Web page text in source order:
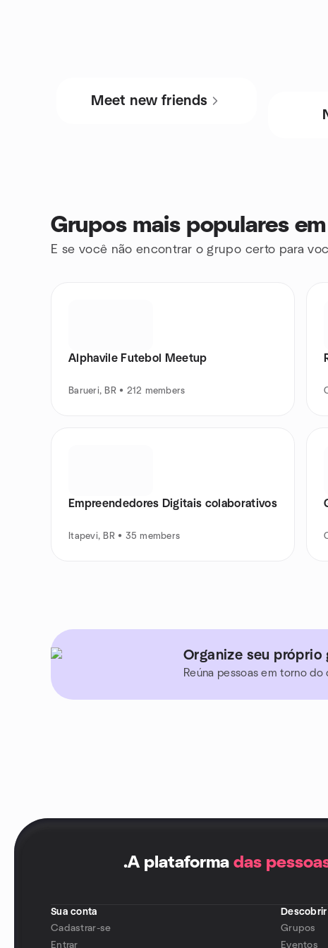
Meet new friends
Grupos mais populares
E se você não encontrar o grupo certo para
Alphavile Futebol Meetup
Barueri, BR • 212 members
Empreendedores Digitais colaborativos
Itapevi, BR • 35 members
Organize seu próprio
Reúna pessoas em torno
.A plataforma das
Sua conta
Cadastrar-se
Entrar
Descobrir
Grupos
Eventos